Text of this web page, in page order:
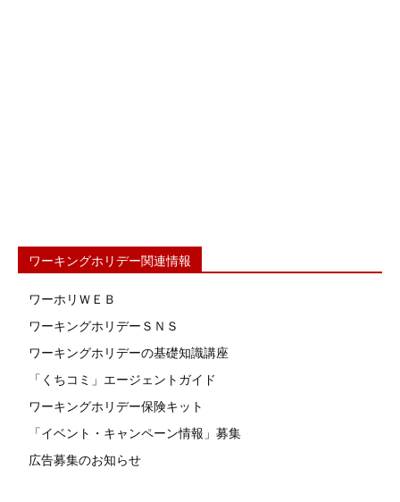
ワーキングホリデー関連情報
ワーホリＷＥＢ
ワーキングホリデーＳＮＳ
ワーキングホリデーの基礎知識講座
「くちコミ」エージェントガイド
ワーキングホリデー保険キット
「イベント・キャンペーン情報」募集
広告募集のお知らせ